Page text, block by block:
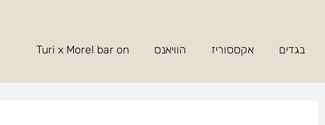
בגדים אקססוריז הוויאנס Turi x Morel bar on